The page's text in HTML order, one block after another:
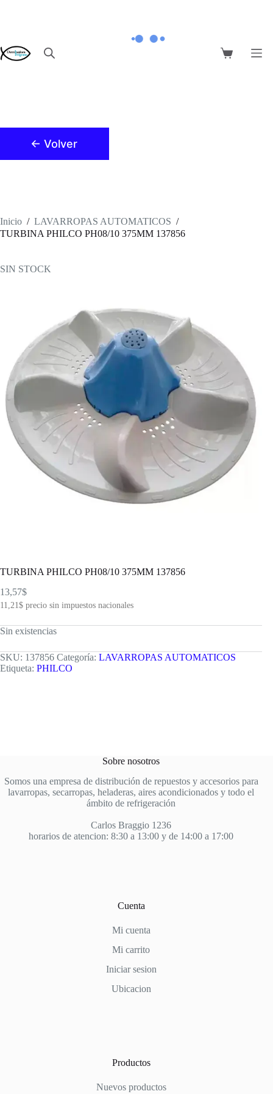
Carro
← Volver
Inicio / LAVARROPAS AUTOMATICOS /
TURBINA PHILCO PH08/10 375MM 137856
SIN STOCK
TURBINA PHILCO PH08/10 375MM 137856
13,57$
11,21$ precio sin impuestos nacionales
Sin existencias
SKU: 137856 Categoría: LAVARROPAS AUTOMATICOS
Etiqueta: PHILCO
Sobre nosotros
Somos una empresa de distribución de repuestos y accesorios para
lavarropas, secarropas, heladeras, aires acondicionados y todo el
ámbito de refrigeración
Carlos Braggio 1236
horarios de atencion: 8:30 a 13:00 y de 14:00 a 17:00
Cuenta
Mi cuenta
Mi carrito
Iniciar sesion
Ubicacion
Productos
Nuevos productos